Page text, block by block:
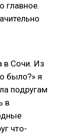
главное.
в Сочи. Из
было?» я
подругам
в
что-